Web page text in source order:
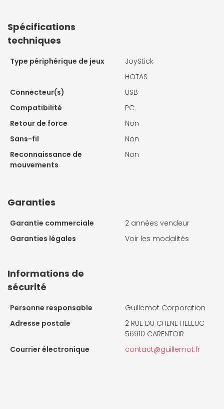
Spécifications
techniques
Type périphérique de jeux
JoyStick
HOTAS
Connecteur(s)
USB
Compatibilité
PC
Retour de force
Non
Sans-fil
Non
Reconnaissance de
mouvements
Non
Garanties
Garantie commerciale
2 années vendeur
Garanties légales
Voir les modalités
Informations de
sécurité
Personne responsable
Guillemot Corporation
Adresse postale
2 RUE DU CHENE HELEUC
56910 CARENTOIR
Courrier électronique
contact@guillemot.fr